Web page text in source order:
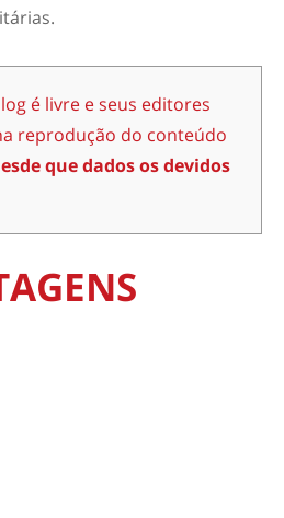
é livre e seus editores
reprodução do conteúdo
que dados os devidos